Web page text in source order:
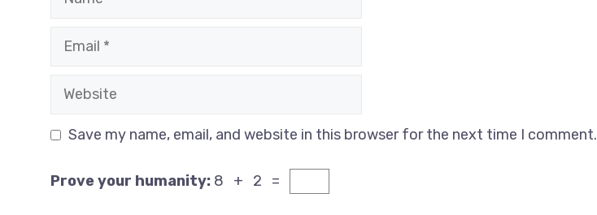
Email
Website
Save my name, email, and website in this browser for the next time I comment.
Prove your humanity: 8 + 2 =